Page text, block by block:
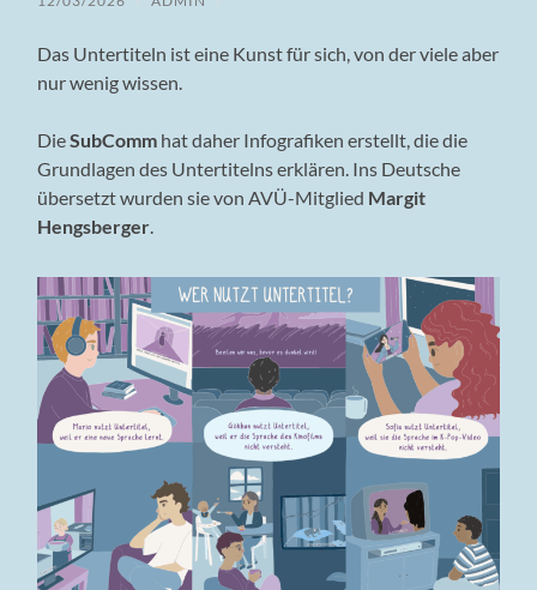
Das Untertiteln ist eine Kunst für sich, von der viele aber
nur wenig wissen.
DieSubComm hat daher Infografiken erstellt, die die
Grundlagen des Untertitelns erklären. Ins Deutsche
übersetzt wurden sie von AVÜ-Mitglied Margit
Hengsberger.